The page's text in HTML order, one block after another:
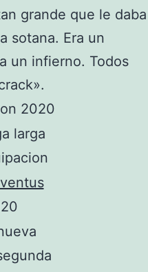
grande que le daba
sotana. Era un
un infierno. Todos